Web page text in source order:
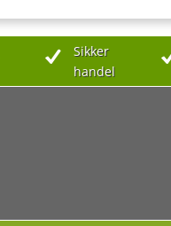
Sikker
handel